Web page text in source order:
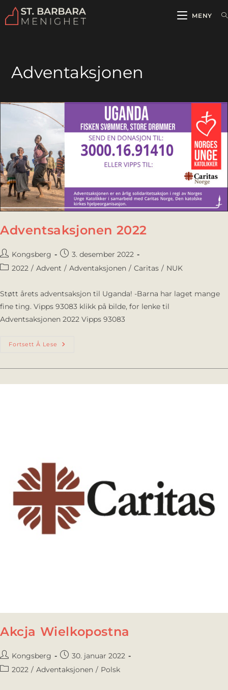
MENY
Adventaksjonen
Adventsaksjonen 2022
Kongsberg
3. desember 2022
2022 / Advent / Adventaksjonen / Caritas / NUK
Støtt årets adventsaksjon til Uganda! -Barna har laget mange
fine ting. Vipps 93083 klikk på bilde, for lenke til
Adventsaksjonen 2022 Vipps 93083
Fortsett Å Lese
Akcja Wielkopostna
Kongsberg
30. januar 2022
2022 / Adventaksjonen / Polsk